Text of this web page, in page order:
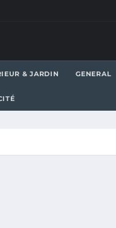
& JARDIN GENERAL